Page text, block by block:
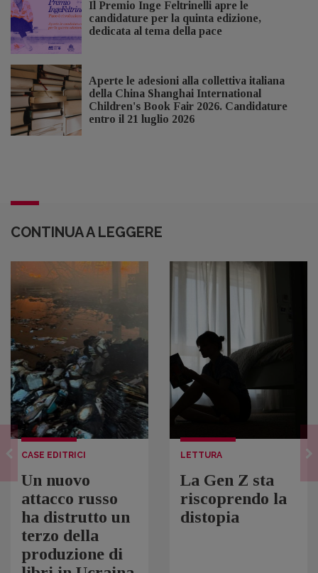
Il Premio Inge Feltrinelli apre le
candidature per la quinta edizione,
dedicata al tema della pace
Aperte le adesioni alla collettiva italiana
della China Shanghai International
Children's Book Fair 2026. Candidature
entro il 21 luglio 2026
CONTINUA A LEGGERE
CASE EDITRICI
Un nuovo
attacco russo
ha distrutto un
terzo della
produzione di
LETTURA
La Gen Z sta
riscoprendo la
distopia